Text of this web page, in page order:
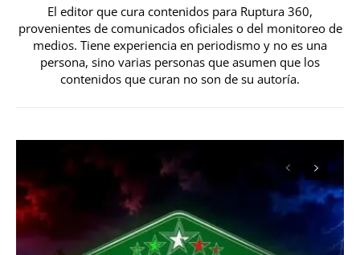
El editor que cura contenidos para Ruptura 360,
provenientes de comunicados oficiales o del monitoreo de
medios. Tiene experiencia en periodismo y no es una
persona, sino varias personas que asumen que los
contenidos que curan no son de su autoría.